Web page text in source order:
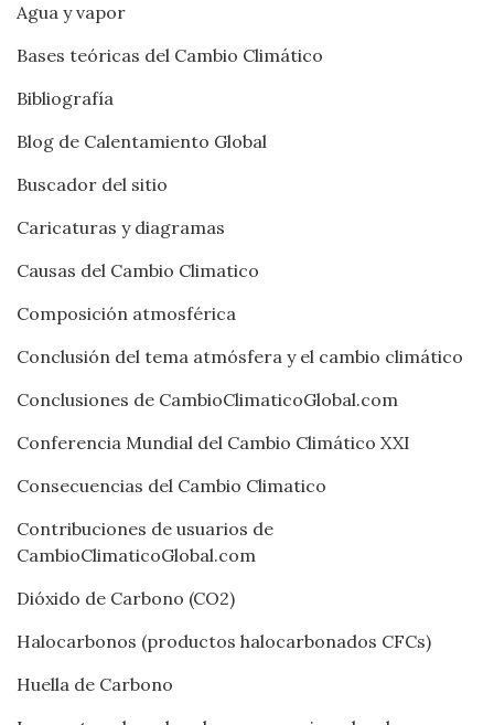
Agua y vapor
Bases teóricas del Cambio Climático
Bibliografía
Blog de Calentamiento Global
Buscador del sitio
Caricaturas y diagramas
Causas del Cambio Climatico
Composición atmosférica
Conclusión del tema atmósfera y el cambio climático
Conclusiones de CambioClimaticoGlobal.com
Conferencia Mundial del Cambio Climático XXI
Consecuencias del Cambio Climatico
Contribuciones de usuarios de
CambioClimaticoGlobal.com
Dióxido de Carbono (CO2)
Halocarbonos (productos halocarbonados CFCs)
Huella de Carbono